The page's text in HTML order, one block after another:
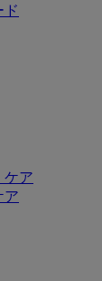
ド
ケア
ア